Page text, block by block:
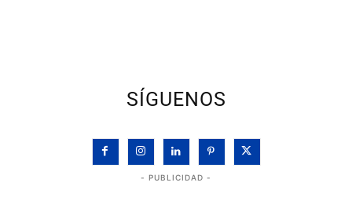
SÍGUENOS
- PUBLICIDAD -